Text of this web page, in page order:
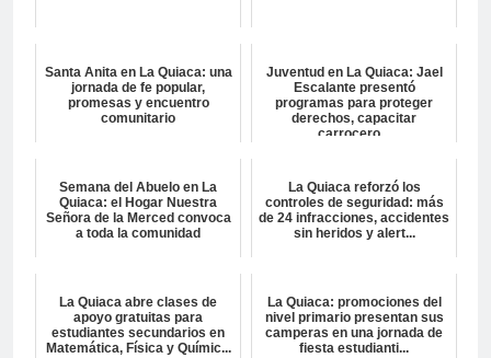
Santa Anita en La Quiaca: una
jornada de fe popular,
promesas y encuentro
comunitario
Juventud en La Quiaca: Jael
Escalante presentó
programas para proteger
derechos, capacitar
carrocero...
Semana del Abuelo en La
Quiaca: el Hogar Nuestra
Señora de la Merced convoca
a toda la comunidad
La Quiaca reforzó los
controles de seguridad: más
de 24 infracciones, accidentes
sin heridos y alert...
La Quiaca abre clases de
apoyo gratuitas para
estudiantes secundarios en
Matemática, Física y Químic...
La Quiaca: promociones del
nivel primario presentan sus
camperas en una jornada de
fiesta estudianti...